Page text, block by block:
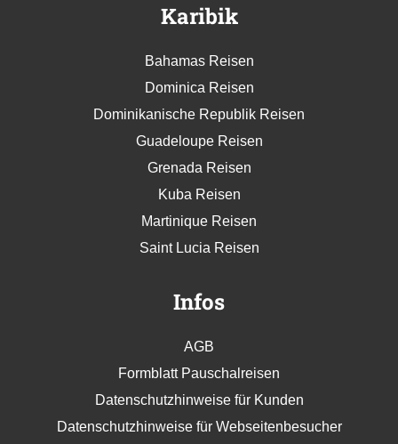
Karibik
Bahamas Reisen
Dominica Reisen
Dominikanische Republik Reisen
Guadeloupe Reisen
Grenada Reisen
Kuba Reisen
Martinique Reisen
Saint Lucia Reisen
Infos
AGB
Formblatt Pauschalreisen
Datenschutzhinweise für Kunden
Datenschutzhinweise für Webseitenbesucher